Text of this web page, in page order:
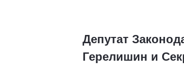
Депутат
Герелишин и